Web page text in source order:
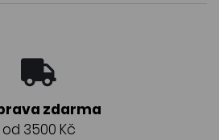
zdarma
od 3500 Kč